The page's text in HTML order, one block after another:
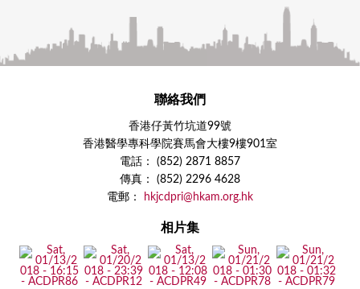
聯絡我們
香港仔黃竹坑道99號
香港醫學專科學院賽馬會大樓9樓901室
電話： (852) 2871 8857
傳真： (852) 2296 4628
電郵：
hkjcdpri@hkam.org.hk
相片集